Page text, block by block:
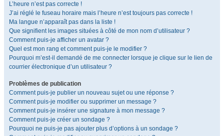
L’heure n’est pas correcte !
J’ai réglé le fuseau horaire mais l’heure n’est toujours pas correcte !
Ma langue n’apparaît pas dans la liste !
Que signifient les images situées à côté de mon nom d’utilisateur ?
Comment puis-je afficher un avatar ?
Quel est mon rang et comment puis-je le modifier ?
Pourquoi m’est-il demandé de me connecter lorsque je clique sur le lien de
courrier électronique d’un utilisateur ?
Problèmes de publication
Comment puis-je publier un nouveau sujet ou une réponse ?
Comment puis-je modifier ou supprimer un message ?
Comment puis-je insérer une signature à mon message ?
Comment puis-je créer un sondage ?
Pourquoi ne puis-je pas ajouter plus d’options à un sondage ?